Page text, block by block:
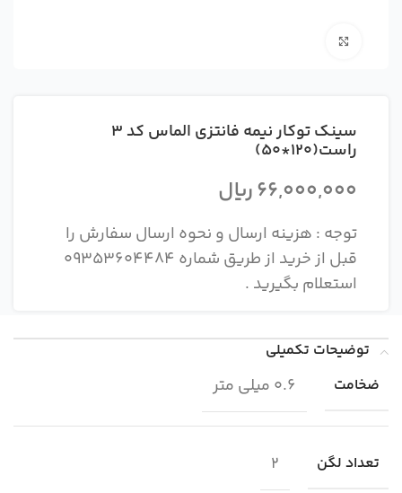
سینک توکار نیمه فانتزی الماس کد 3
راست(120*50)
66,000,000ریال
توجه : هزینه ارسال و نحوه ارسال سفارش را
قبل از خرید از طریق شماره 09353604484
استعلام بگیرید .
توضیحات تکمیلی
ضخامت
0.6 میلی متر
تعداد لگن 2